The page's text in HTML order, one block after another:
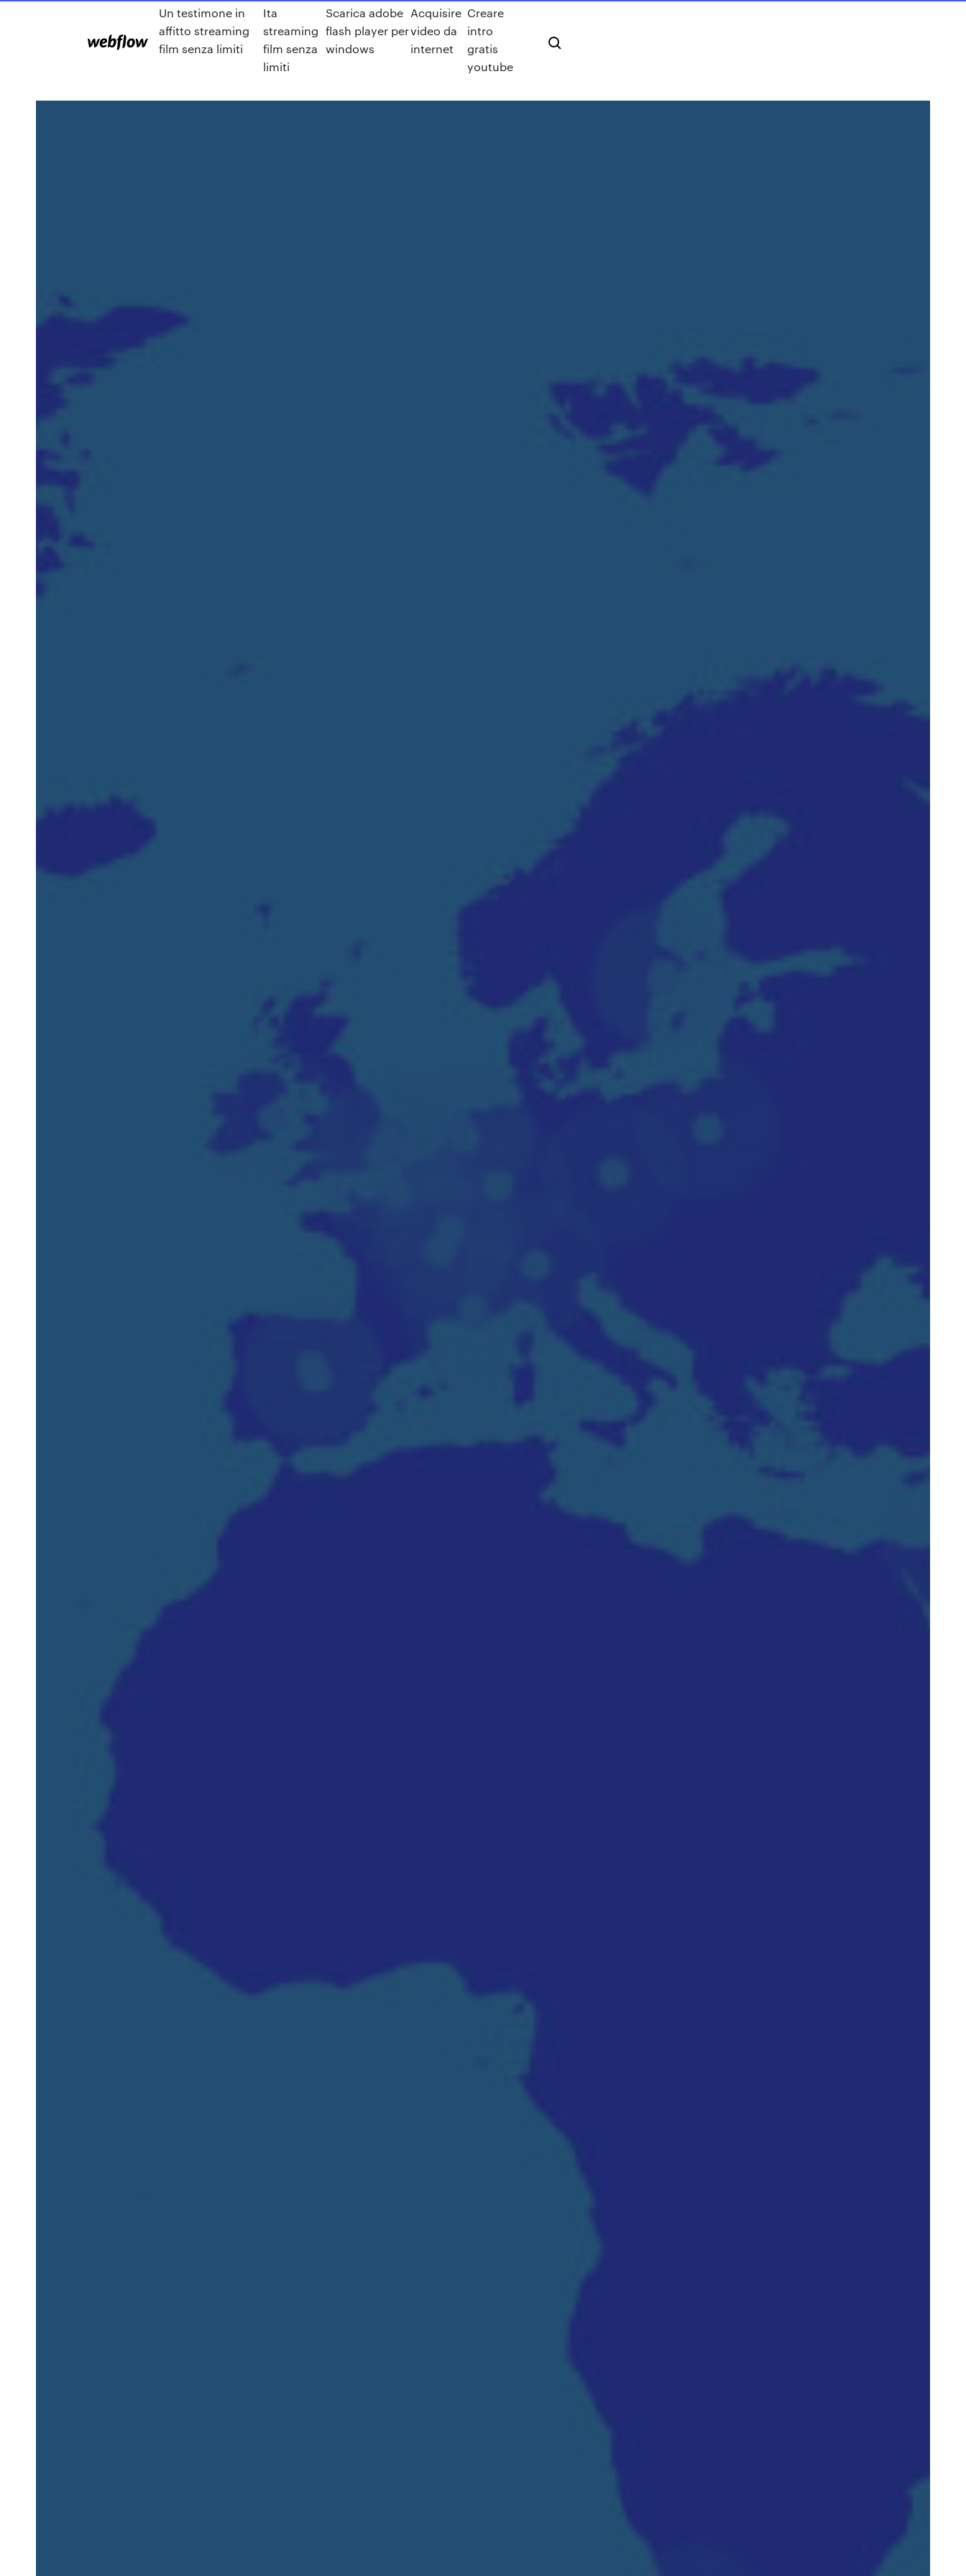
Un testimone in
affitto streaming
film senza limiti
Ita
streaming
film senza
limiti
Scarica adobe
flash player per
windows
Acquisire
video da
internet
Creare
intro
gratis
youtube